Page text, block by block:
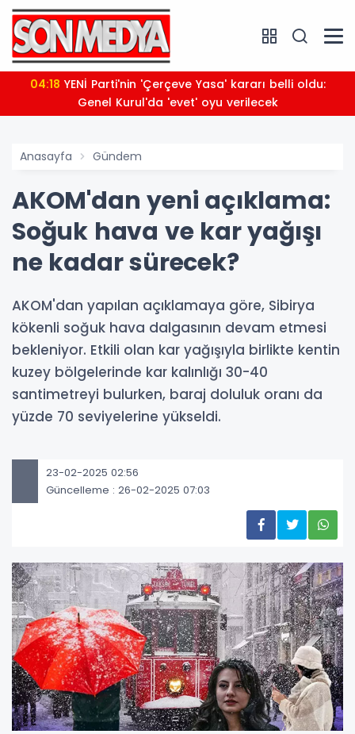
04:18
Genel Kurul'da 'evet' oyu verilecek
Anasayfa Gündem
AKOM'dan yeni açıklama:
Soğuk hava ve kar yağışı
ne kadar sürecek?
AKOM'dan yapılan açıklamaya göre, Sibirya
kökenli soğuk hava dalgasının devam etmesi
bekleniyor. Etkili olan kar yağışıyla birlikte kentin
kuzey bölgelerinde kar kalınlığı 30-40
santimetreyi bulurken, baraj doluluk oranı da
yüzde 70 seviyelerine yükseldi.
23-02-2025 02:56
Güncelleme : 26-02-2025 07:03